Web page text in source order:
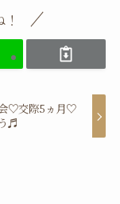
♡交際5ヵ月♡
♬